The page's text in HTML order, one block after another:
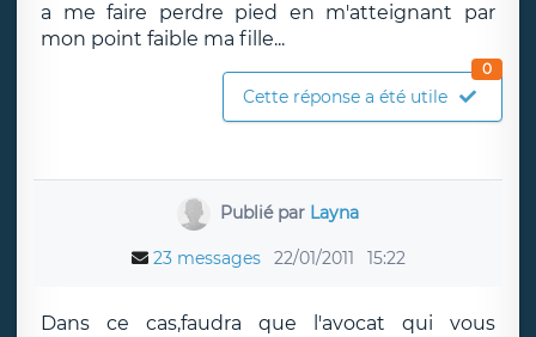
a me faire perdre pied en m'atteignant par
mon point faible ma fille...
Cette réponse a été utile
0
Publié par Layna
23 messages 22/01/2011 15:22
Dans ce cas,faudra que l'avocat qui vous